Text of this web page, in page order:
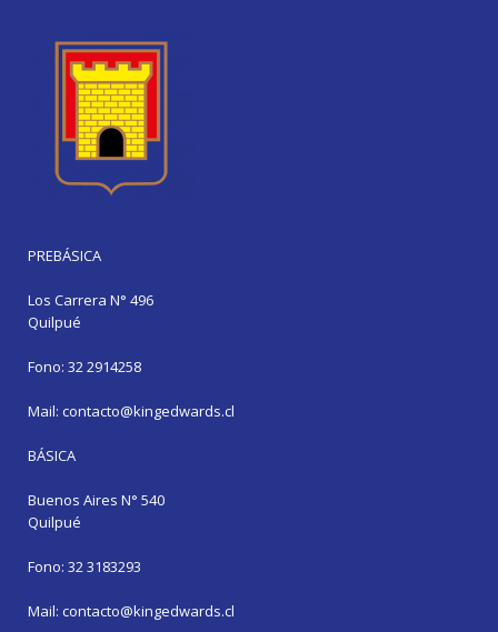
PREBÁSICA
Los Carrera N° 496
Quilpué
Fono: 32 2914258
Mail: contacto@kingedwards.cl
BÁSICA
Buenos Aires N° 540
Quilpué
Fono: 32 3183293
Mail: contacto@kingedwards.cl